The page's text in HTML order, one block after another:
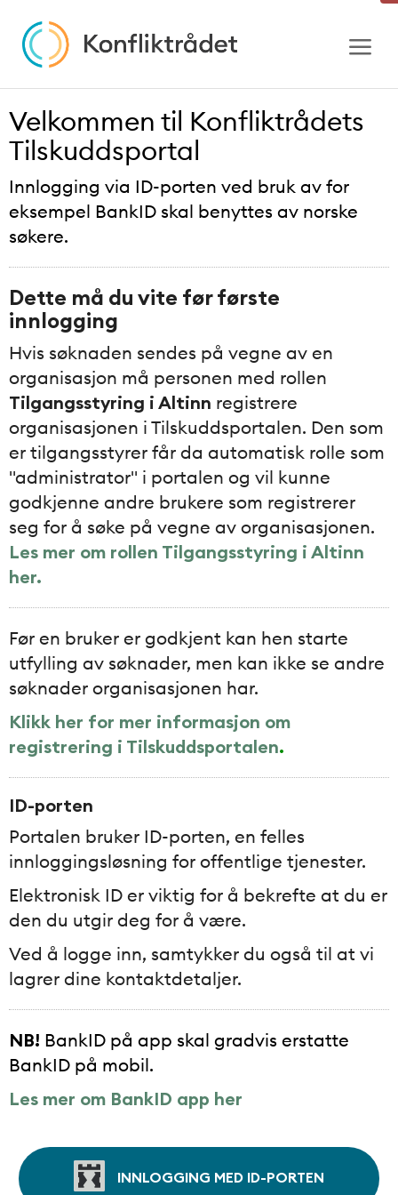
innhold
Velkommen til Konfliktrådets
Tilskuddsportal
Innlogging via ID-porten ved bruk av for
eksempel BankID skal benyttes av norske
søkere.
Dette må du vite før første
innlogging
Hvis søknaden sendes på vegne av en
organisasjon må personen med rollen
Tilgangsstyring i Altinn registrere
organisasjonen i Tilskuddsportalen. Den som
er tilgangsstyrer får da automatisk rolle som
"administrator" i portalen og vil kunne
godkjenne andre brukere som registrerer
seg for å søke på vegne av organisasjonen.
Les mer om rollen Tilgangsstyring i Altinn
her.
Før en bruker er godkjent kan hen starte
utfylling av søknader, men kan ikke se andre
søknader organisasjonen har.
Klikk her for mer informasjon om
registrering i Tilskuddsportalen.
ID-porten
Portalen bruker ID-porten, en felles
innloggingsløsning for offentlige tjenester.
Elektronisk ID er viktig for å bekrefte at du er
den du utgir deg for å være.
Ved å logge inn, samtykker du også til at vi
lagrer dine kontaktdetaljer.
NB! BankID på app skal gradvis erstatte
BankID på mobil.
Les mer om BankID app her
INNLOGGING MED ID-PORTEN